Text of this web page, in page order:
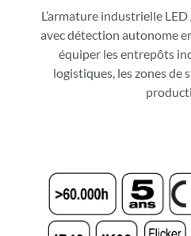
L’armature industrielle
avec détection autonome
équiper les entrepôts
logistiques, les zones de